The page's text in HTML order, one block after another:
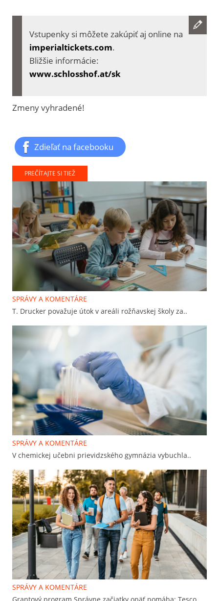
Vstupenky si môžete zakúpiť aj online na
imperialtickets.com.
Bližšie informácie:
www.schlosshof.at/sk
Zmeny vyhradené!
Zdieľať na facebooku
PREČÍTAJTE SI TIEŽ
SPRÁVY A KOMENTÁRE
T. Drucker považuje útok v areáli rožňavskej školy za..
SPRÁVY A KOMENTÁRE
V chemickej učebni prievidzského gymnázia vybuchla..
SPRÁVY A KOMENTÁRE